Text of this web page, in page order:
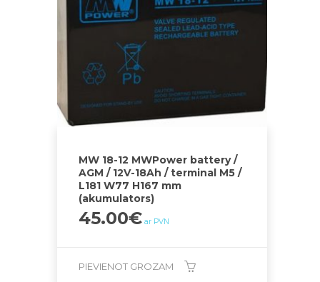
MW 18-12 MWPower battery /
AGM / 12V-18Ah / terminal M5 /
L181 W77 H167 mm
(akumulators)
45.00€ ar PVN
PIEVIENOT GROZAM